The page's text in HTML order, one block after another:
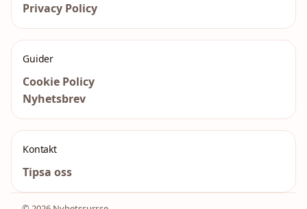
Privacy Policy
Guider
Cookie Policy
Nyhetsbrev
Kontakt
Tipsa oss